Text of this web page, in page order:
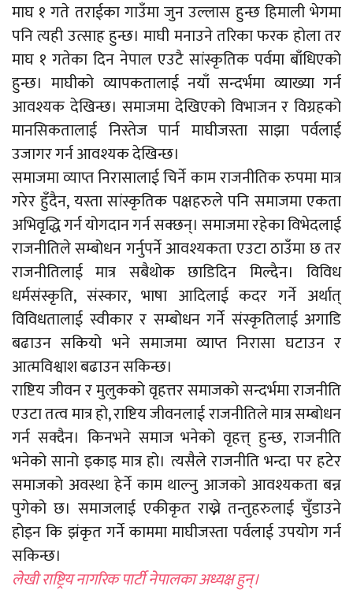
माघ १ गते तराईका गाउँमा जुन उल्लास हुन्छ हिमाली भेगमा
पनि त्यही उत्साह हुन्छ। माघी मनाउने तरिका फरक होला तर
माघ १ गतेका दिन नेपाल एउटै सांस्कृतिक पर्वमा बाँधिएको
हुन्छ। माघीको व्यापकतालाई नयाँ सन्दर्भमा व्याख्या गर्न
आवश्यक देखिन्छ। समाजमा देखिएको विभाजन र विग्रहको
मानसिकतालाई निस्तेज पार्न माघीजस्ता साझा पर्वलाई
उजागर गर्न आवश्यक देखिन्छ।
समाजमा व्याप्त निरासालाई चिर्ने काम राजनीतिक रुपमा मात्र
गरेर हुँदैन, यस्ता सांस्कृतिक पक्षहरुले पनि समाजमा एकता
अभिवृद्धि गर्न योगदान गर्न सक्छन्। समाजमा रहेका विभेदलाई
राजनीतिले सम्बोधन गर्नुपर्ने आवश्यकता एउटा ठाउँमा छ तर
राजनीतिलाई मात्र सबैथोक छाडिदिन मिल्दैन। विविध
धर्मसंस्कृति, संस्कार, भाषा आदिलाई कदर गर्ने अर्थात्
विविधतालाई स्वीकार र सम्बोधन गर्ने संस्कृतिलाई अगाडि
बढाउन सकियो भने समाजमा व्याप्त निरासा घटाउन र
आत्मविश्वाश बढाउन सकिन्छ।
राष्टिय जीवन र मुलुकको वृहत्तर समाजको सन्दर्भमा राजनीति
एउटा तत्व मात्र हो, राष्टिय जीवनलाई राजनीतिले मात्र सम्बोधन
गर्न सक्दैन। किनभने समाज भनेको वृहत्त् हुन्छ, राजनीति
भनेको सानो इकाइ मात्र हो। त्यसैले राजनीति भन्दा पर हटेर
समाजको अवस्था हेर्ने काम थाल्नु आजको आवश्यकता बन्न
पुगेको छ। समाजलाई एकीकृत राख्ने तन्तुहरुलाई चुँडाउने
होइन कि झंकृत गर्ने काममा माघीजस्ता पर्वलाई उपयोग गर्न
सकिन्छ।
लेखी राष्ट्रिय नागरिक पार्टी नेपालका अध्यक्ष हुन्।